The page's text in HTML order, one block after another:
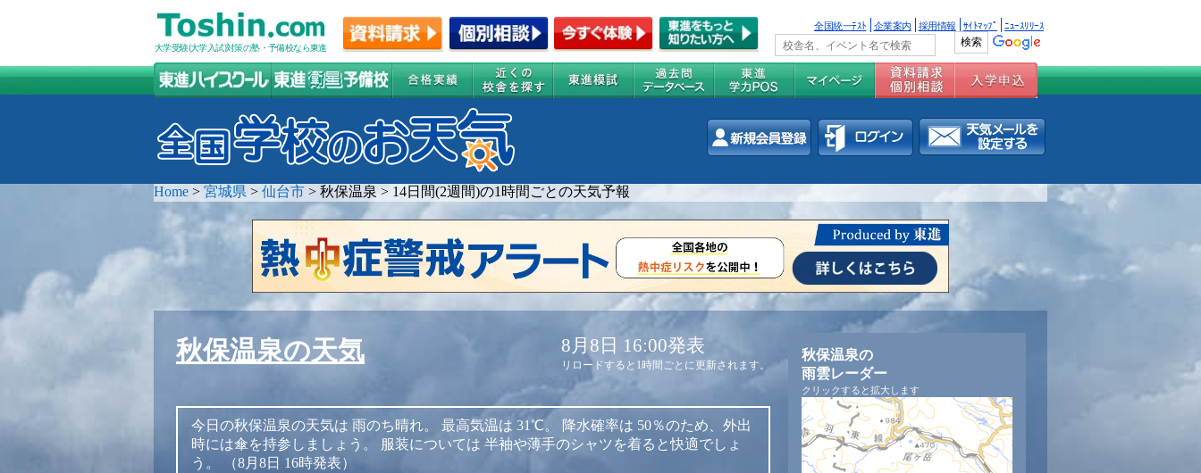
大学受験(大学入試)対策の塾・予備校なら東進
全国統一ﾃｽﾄ 企業案内 採用情報 ｻｲﾄﾏｯﾌﾟ ﾆｭｰｽﾘﾘｰｽ
Home > 宮城県 > 仙台市 > 秋保温泉 > 14日間(2週間)の1時間ごとの天気予報
秋保温泉の天気 8月8日 16:00発表
リロードすると1時間ごとに更新されます。
今日の秋保温泉の天気は 雨のち晴れ。 最高気温は 31℃。 降水確率は 50％のため、外出
時には傘を持参しましょう。
服装については 半袖や薄手のシャツを着ると快適でしょ
う。
（8月8日 16時発表）
秋保温泉の
雨雲レーダー
クリックすると拡大します